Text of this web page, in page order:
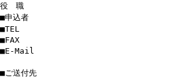
役 職
■申込者
■TEL
■FAX
■E-Mail
■ご送付先